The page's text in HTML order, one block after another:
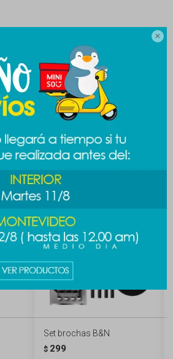

te pueden interesar
Set brochas B&N
$ 299